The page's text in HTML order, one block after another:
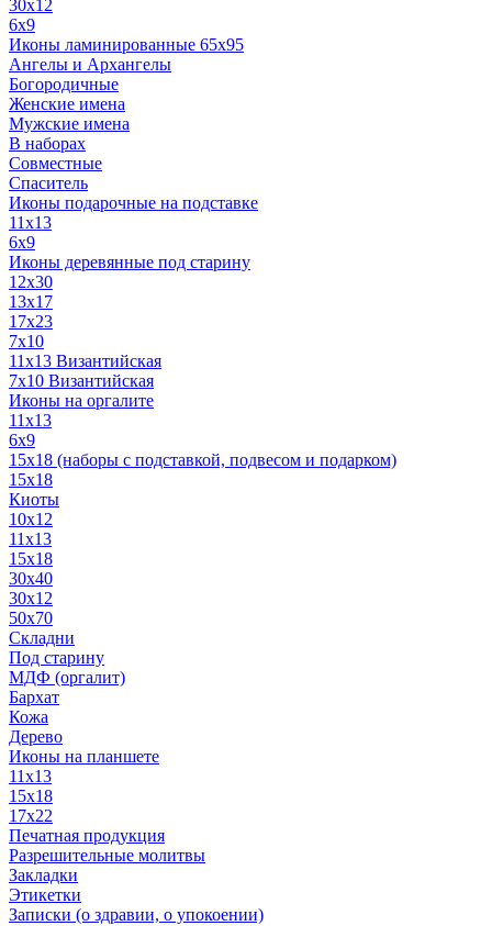
30х12
6x9
Иконы ламинированные 65x95
Ангелы и Архангелы
Богородичные
Женские имена
Мужские имена
В наборах
Совместные
Спаситель
Иконы подарочные на подставке
11x13
6x9
Иконы деревянные под старину
12х30
13x17
17x23
7x10
11x13 Византийская
7x10 Византийская
Иконы на оргалите
11x13
6x9
15х18 (наборы с подставкой, подвесом и подарком)
15x18
Киоты
10x12
11x13
15x18
30x40
30х12
50x70
Складни
Под старину
МДФ (оргалит)
Бархат
Кожа
Дерево
Иконы на планшете
11х13
15х18
17х22
Печатная продукция
Разрешительные молитвы
Закладки
Этикетки
Записки (о здравии, о упокоении)